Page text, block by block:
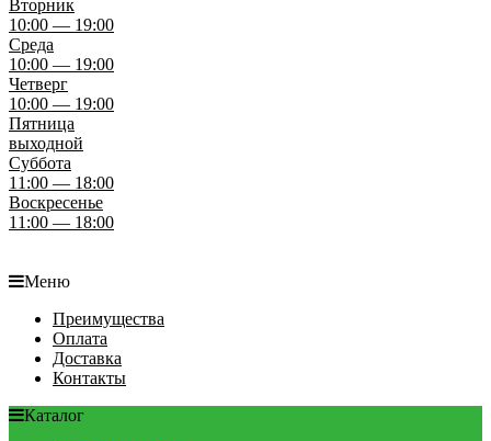
Вторник
10:00 — 19:00
Среда
10:00 — 19:00
Четверг
10:00 — 19:00
Пятница
выходной
Суббота
11:00 — 18:00
Воскресенье
11:00 — 18:00
Меню
Преимущества
Оплата
Доставка
Контакты
Каталог